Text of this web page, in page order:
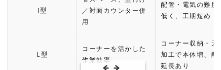
I型
／対面カウンター併
用
配管・電気の難度
低く、工期短め
L型
コーナーを活かした
作業効率
コーナー収納・天
加工で本体増、配
延長あり